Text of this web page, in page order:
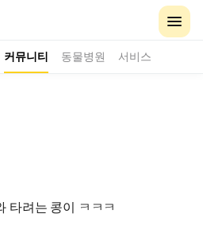
커뮤니티 동물병원 서비스
타려는 콩이 ㅋㅋㅋ